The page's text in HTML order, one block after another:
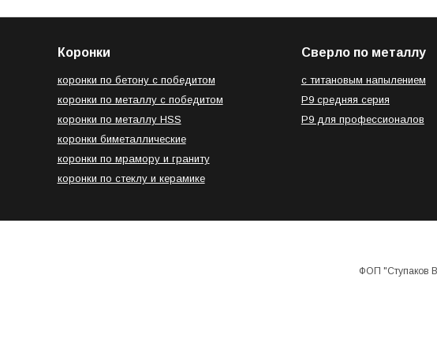
Коронки
коронки по бетону с победитом
коронки по металлу с победитом
коронки по металлу HSS
коронки биметаллические
коронки по мрамору и граниту
коронки по стеклу и керамике
Сверло по металлу
с титановым напылением
Р9 средняя серия
Р9 для профессионалов